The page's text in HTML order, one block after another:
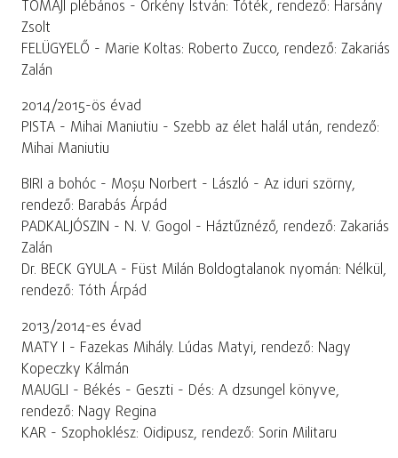
TOMAJI plébános - Örkény István: Tóték, rendező: Harsány
Zsolt
FELÜGYELŐ - Marie Koltas: Roberto Zucco, rendező: Zakariás
Zalán
2014/2015-ös évad
PISTA - Mihai Maniutiu - Szebb az élet halál után, rendező:
Mihai Maniutiu
BIRI a bohóc - Moșu Norbert - László - Az iduri szörny,
rendező: Barabás Árpád
PADKALJÓSZIN - N. V. Gogol - Háztűznéző, rendező: Zakariás
Zalán
Dr. BECK GYULA - Füst Milán Boldogtalanok nyomán: Nélkül,
rendező: Tóth Árpád
2013/2014-es évad
MATY I - Fazekas Mihály. Lúdas Matyi, rendező: Nagy
Kopeczky Kálmán
MAUGLI - Békés - Geszti - Dés: A dzsungel könyve,
rendező: Nagy Regina
KAR - Szophoklész: Oidipusz, rendező: Sorin Militaru